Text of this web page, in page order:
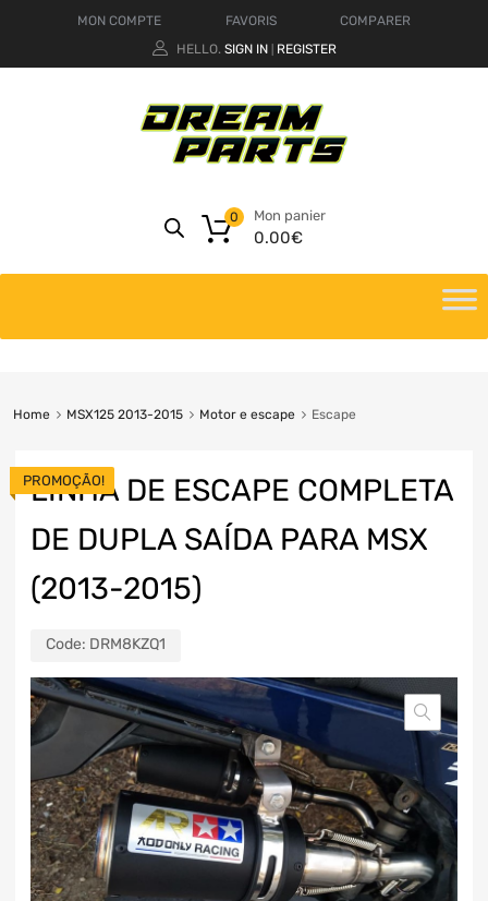
MON COMPTE FAVORIS
COMPARER
HELLO. SIGN IN REGISTER
Mon panier
0.00€
0
Home MSX125 2013-2015 Motor e escape Escape
LINHA DE ESCAPE COMPLETA
DE DUPLA SAÍDA PARA MSX
(2013-2015)
Code: DRM8KZQ1
PROMOÇÃO!